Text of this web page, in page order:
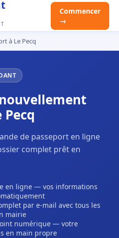
Commencer
→
à Le Pecq
Pecq
de passeport en ligne
complet prêt en
en ligne — vos informations
par e-mail avec tous les
mairie
numérique — votre
en main propre